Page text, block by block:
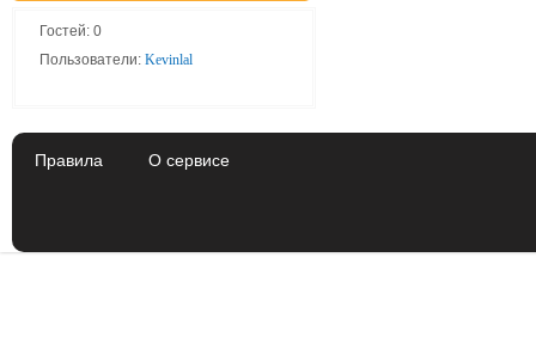
Гостей: 0
Пользователи: Kevinlal
Правила О сервисе